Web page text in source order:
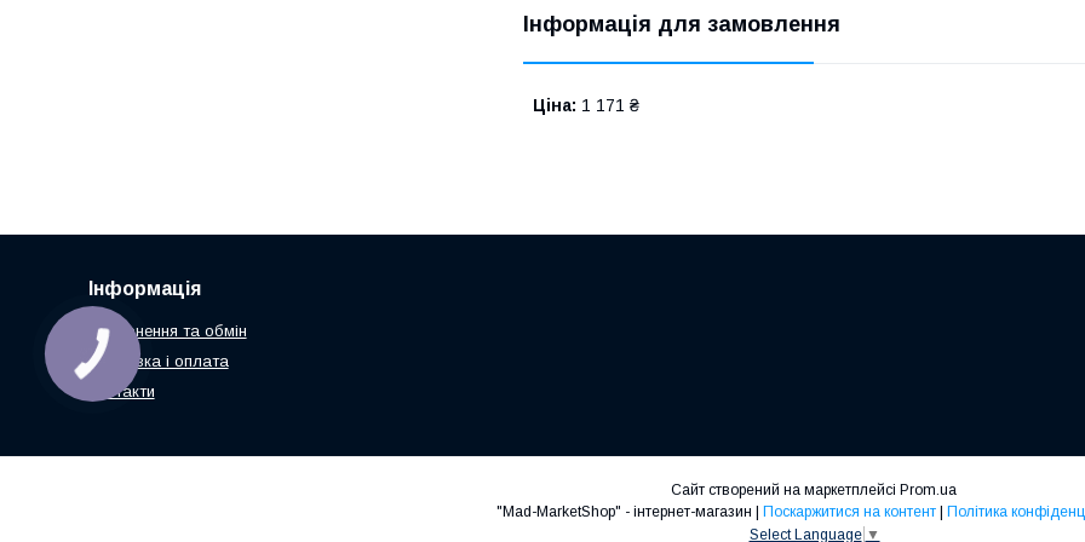
Інформація для замовлення
Ціна: 1 171 ₴
Інформація
Повернення та обмін
Доставка і оплата
Контакти
Сайт створений на маркетплейсі Prom.ua
Поскаржитися на контент
Політика
Select Language ▼